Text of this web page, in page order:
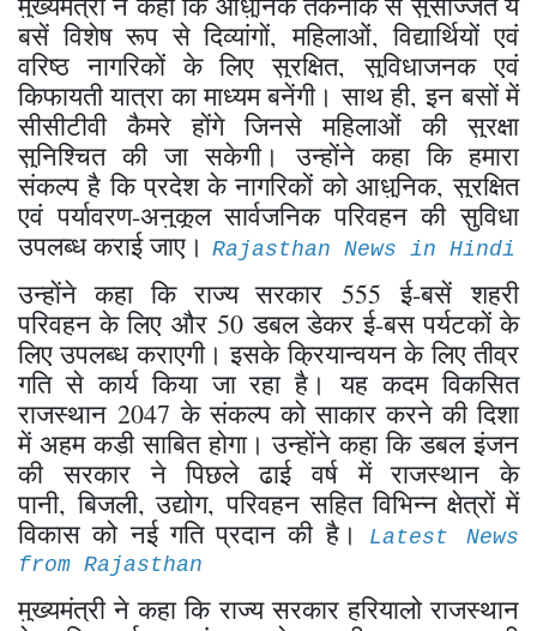
बसें विशेष रूप से दिव्यांगों, महिलाओं, विद्यार्थियों एवं
वरिष्ठ नागरिकों के लिए सुरक्षित, सुविधाजनक एवं
किफायती यात्रा का माध्यम बनेंगी। साथ ही, इन बसों में
सीसीटीवी कैमरे होंगे जिनसे महिलाओं की सुरक्षा
सुनिश्चित की जा सकेगी। उन्होंने कहा कि हमारा
संकल्प है कि प्रदेश के नागरिकों को आधुनिक, सुरक्षित
एवं पर्यावरण-अनुकूल सार्वजनिक परिवहन की सुविधा
उपलब्ध कराई जाए। Rajasthan News in Hindi
उन्होंने कहा कि राज्य सरकार 555 ई-बसें शहरी
परिवहन के लिए और 50 डबल डेकर ई-बस पर्यटकों के
लिए उपलब्ध कराएगी। इसके क्रियान्वयन के लिए तीव्र
गति से कार्य किया जा रहा है। यह कदम विकसित
राजस्थान 2047 के संकल्प को साकार करने की दिशा
में अहम कड़ी साबित होगा। उन्होंने कहा कि डबल इंजन
की सरकार ने पिछले ढाई वर्ष में राजस्थान के
पानी, बिजली, उद्योग, परिवहन सहित विभिन्न क्षेत्रों में
विकास को नई गति प्रदान की है।
Latest News
from Rajasthan
मुख्यमंत्री ने कहा कि राज्य सरकार हरियालो राजस्थान